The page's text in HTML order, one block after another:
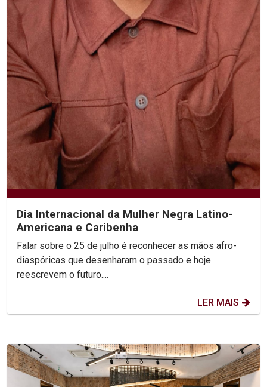
Dia Internacional da Mulher Negra Latino-
Americana e Caribenha
Falar sobre o 25 de julho é reconhecer as mãos afro-
diaspóricas que desenharam o passado e hoje
reescrevem o futuro....
LER MAIS